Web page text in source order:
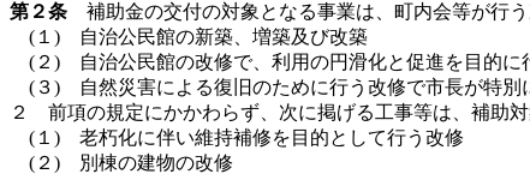
第２条 補助金の交付の対象となる事業は、町内会等が行
(１) 自治公民館の新築、増築及び改築
(２) 自治公民館の改修で、利用の円滑化と促進を目的に
(３) 自然災害による復旧のために行う改修で市長が特別
２ 前項の規定にかかわらず、次に掲げる工事等は、補助対
(１) 老朽化に伴い維持補修を目的として行う改修
(２) 別棟の建物の改修